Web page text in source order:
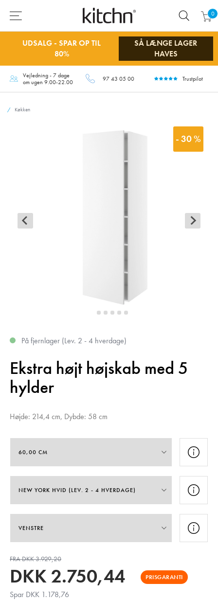
0
UDSALG - SPAR OP TIL
80%
SÅ LÆNGE LAGER
HAVES
Vejledning - 7 dage
om ugen 9.00-22.00
97 43 05 00 Trustpilot
Køkken
- 30 %
På fjernlager (Lev. 2 - 4 hverdage)
Ekstra højt højskab med 5
hylder
Højde: 214,4 cm, Dybde: 58 cm
FRA DKK 3.929,20
DKK 2.750,44
Spar DKK 1.178,76
PRISGARANTI